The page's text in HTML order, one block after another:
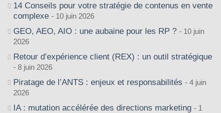
14 Conseils pour votre stratégie de contenus en vente
complexe
10 juin 2026
GEO, AEO, AIO : une aubaine pour les RP ?
10 juin
2026
Retour d’expérience client (REX) : un outil stratégique
8 juin 2026
Piratage de l’ANTS : enjeux et responsabilités
4 juin
2026
IA : mutation accélérée des directions marketing
1